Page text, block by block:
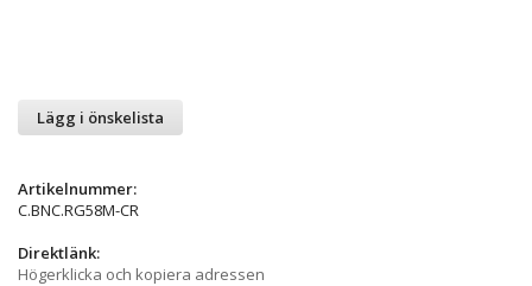
Lägg i önskelista
Artikelnummer:
C.BNC.RG58M-CR
Direktlänk:
Högerklicka och kopiera adressen